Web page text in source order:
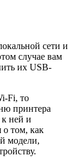
сети и
случае вам
их USB-
Fi, то
принтера
ней и
о том, как
модели,